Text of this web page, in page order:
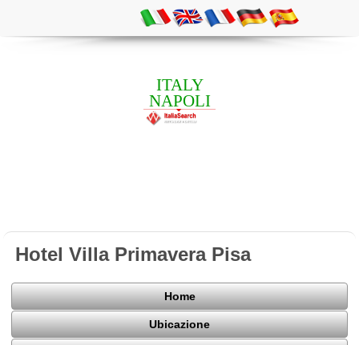
ITALY
NAPOLI
Hotel Villa Primavera Pisa
Home
Ubicazione